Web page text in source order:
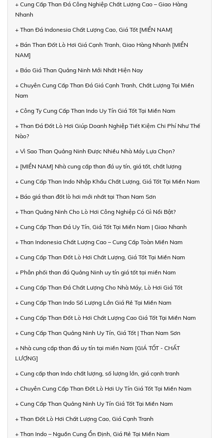
+ Cung Cấp Than Đá Công Nghiệp Chất Lượng Cao – Giao Hàng
Nhanh
+ Than Đá Indonesia Chất Lượng Cao, Giá Tốt [MIỀN NAM]
+ Bán Than Đốt Lò Hơi Giá Cạnh Tranh, Giao Hàng Nhanh [MIỀN
NAM]
+ Báo Giá Than Quảng Ninh Mới Nhất Hiện Nay
+ Chuyên Cung Cấp Than Đá Giá Cạnh Tranh, Chất Lượng Tại Miền
Nam
+ Công Ty Cung Cấp Than Indo Uy Tín Giá Tốt Tại Miền Nam
+ Than Đá Đốt Lò Hơi Giúp Doanh Nghiệp Tiết Kiệm Chi Phí Như Thế
Nào?
+ Vì Sao Than Quảng Ninh Được Nhiều Nhà Máy Lựa Chọn?
+ [MIỀN NAM] Nhà cung cấp than đá uy tín, giá tốt, chất lượng
+ Cung Cấp Than Indo Nhập Khẩu Chất Lượng, Giá Tốt Tại Miền Nam
+ Báo giá than đốt lò hơi mới nhất tại Than Nam Sơn
+ Than Quảng Ninh Cho Lò Hơi Công Nghiệp Có Gì Nổi Bật?
+ Cung Cấp Than Đá Uy Tín, Giá Tốt Tại Miền Nam | Giao Nhanh
+ Than Indonesia Chất Lượng Cao – Cung Cấp Toàn Miền Nam
+ Cung Cấp Than Đốt Lò Hơi Chất Lượng, Giá Tốt Tại Miền Nam
+ Phân phối than đá Quảng Ninh uy tín giá tốt tại miền Nam
+ Cung Cấp Than Đá Chất Lượng Cho Nhà Máy, Lò Hơi Giá Tốt
+ Cung Cấp Than Indo Số Lượng Lớn Giá Rẻ Tại Miền Nam
+ Cung Cấp Than Đốt Lò Hơi Chất Lượng Cao Giá Tốt Tại Miền Nam
+ Cung Cấp Than Quảng Ninh Uy Tín, Giá Tốt | Than Nam Sơn
+ Nhà cung cấp than đá uy tín tại miền Nam [GIÁ TỐT - CHẤT
LƯỢNG]
+ Cung cấp than Indo chất lượng, số lượng lớn, giá cạnh tranh
+ Chuyên Cung Cấp Than Đốt Lò Hơi Uy Tín Giá Tốt Tại Miền Nam
+ Cung Cấp Than Quảng Ninh Uy Tín Giá Tốt Tại Miền Nam
+ Than Đốt Lò Hơi Chất Lượng Cao, Giá Cạnh Tranh
+ Than Indo – Nguồn Cung Ổn Định, Giá Rẻ Tại Miền Nam